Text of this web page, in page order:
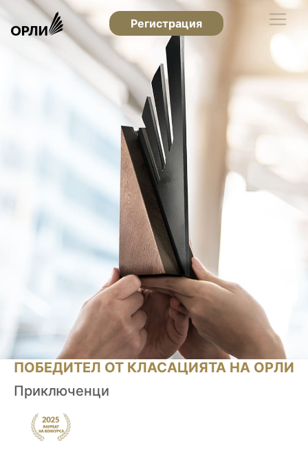
Регистрация
ПОБЕДИТЕЛ ОТ КЛАСАЦИЯТА НА ОРЛИ
Приключенци